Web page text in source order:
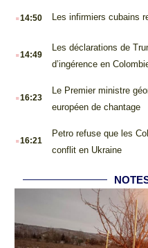
.14:50 Les infirmiers cubains
.14:49
Les déclarations de
d’ingérence en
.16:23
Le Premier ministre
européen de chantage
.16:21
Petro refuse que les
conflit en Ukraine